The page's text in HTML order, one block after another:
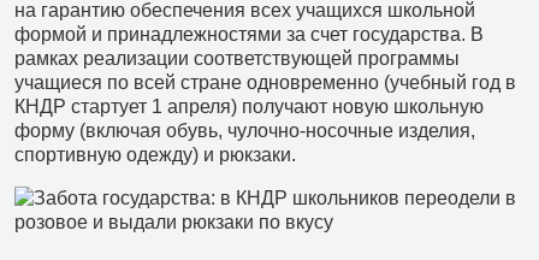
на гарантию обеспечения всех учащихся школьной
формой и принадлежностями за счет государства. В
рамках реализации соответствующей программы
учащиеся по всей стране одновременно (учебный год в
КНДР стартует 1 апреля) получают новую школьную
форму (включая обувь, чулочно-носочные изделия,
спортивную одежду) и рюкзаки.